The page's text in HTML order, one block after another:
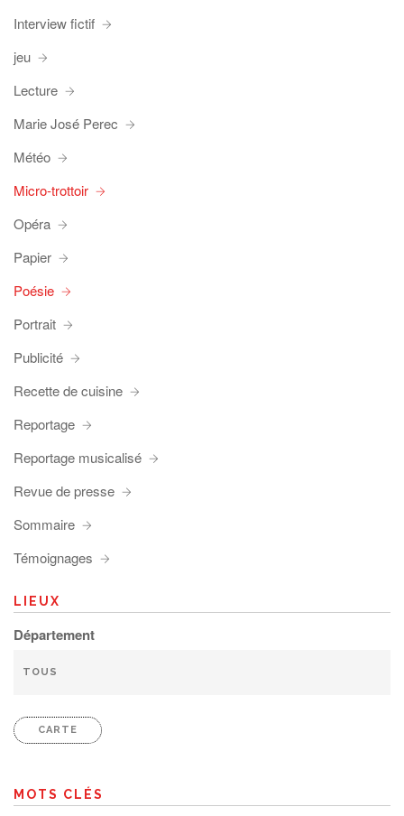
Interview fictif
jeu
Lecture
Marie José Perec
Météo
Micro-trottoir
Opéra
Papier
Poésie
Portrait
Publicité
Recette de cuisine
Reportage
Reportage musicalisé
Revue de presse
Sommaire
Témoignages
LIEUX
Département
CARTE
MOTS CLÉS